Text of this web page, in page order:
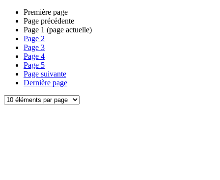
Première page
Page précédente
Page 1 (page actuelle)
Page 2
Page 3
Page 4
Page 5
Page suivante
Dernière page